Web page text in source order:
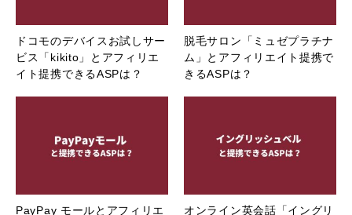
ドコモのデバイスお試しサー
ビス「kikito」とアフィリエ
イト提携できるASPは？
脱毛サロン「ミュゼプラチナ
ム」とアフィリエイト提携で
きるASPは？
PayPay モールとアフィリエ
オンライン英会話「イングリ